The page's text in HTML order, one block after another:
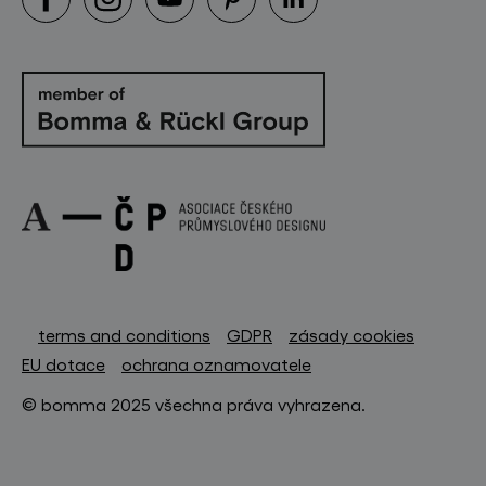
terms and conditions GDPR
zásady cookies
EU dotace
ochrana oznamovatele
© bomma 2025 všechna práva vyhrazena.